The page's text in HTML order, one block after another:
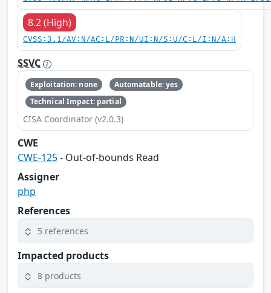
8.2 (High)
CVSS:3.1/AV:N/AC:L/PR:N/UI:N/S:U/C:L/I:N/A:H
SSVC
Exploitation: none
Automatable: yes
Technical Impact: partial
CISA Coordinator (v2.0.3)
CWE
CWE-125- Out-of-bounds Read
Assigner
php
References
5 references
Impacted products
8 products